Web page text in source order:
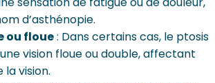
d’asthénopie.
ou floue: Dans certains cas, le ptosis
vision floue ou double, affectant
la vision.